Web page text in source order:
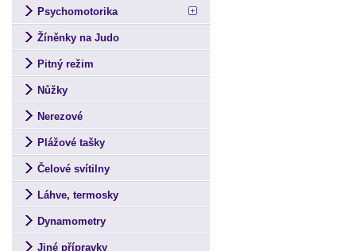
Psychomotorika
Žíněnky na Judo
Pitný režim
Nůžky
Nerezové
Plážové tašky
Čelové svítilny
Láhve, termosky
Dynamometry
Jiné přípravky